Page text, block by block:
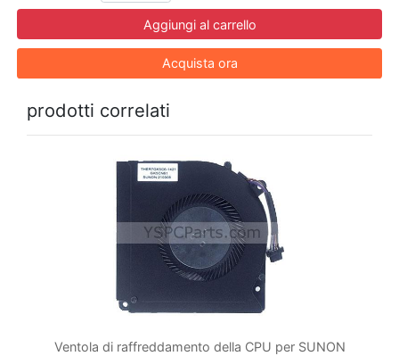
Aggiungi al carrello
Acquista ora
prodotti correlati
Ventola di raffreddamento della CPU per SUNON